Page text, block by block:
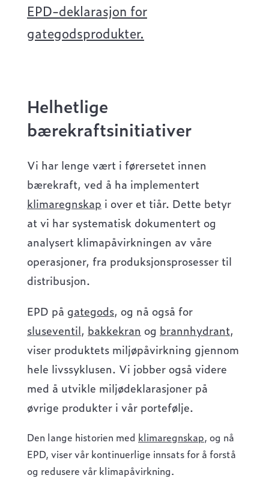
EPD-deklarasjon for
gategodsprodukter.
Helhetlige
bærekraftsinitiativer
Vi har lenge vært i førersetet innen
bærekraft, ved å ha implementert
klimaregnskap i over et tiår. Dette betyr
at vi har systematisk dokumentert og
analysert klimapåvirkningen av våre
operasjoner, fra produksjonsprosesser til
distribusjon.
EPD på gategods, og nå også for
sluseventil, bakkekran og brannhydrant,
viser produktets miljøpåvirkning gjennom
hele livssyklusen. Vi jobber også videre
med å utvikle miljødeklarasjoner på
øvrige produkter i vår portefølje.
Den lange historien med klimaregnskap, og nå
EPD, viser vår kontinuerlige innsats for å forstå
og redusere vår klimapåvirkning.